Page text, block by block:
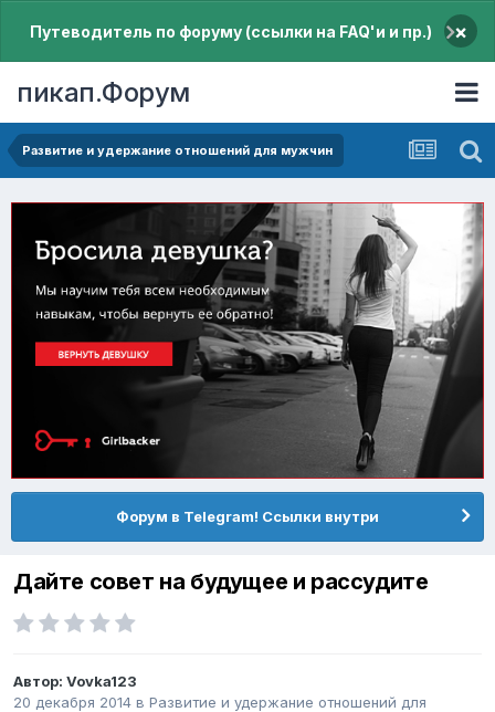
Путеводитель по форуму (ссылки на FAQ'и и пр.) ×
пикап.Форум
Pазвитие и удержание отношений для мужчин
Форум в Telegram! Ссылки внутри
Дайте совет на будущее и рассудите
Автор: Vovka123
20 декабря 2014 в Pазвитие и удержание отношений для